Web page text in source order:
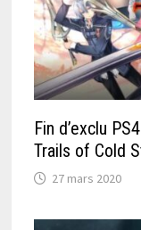
Fin d’exclu
Trails of Cold
27 mars 2020